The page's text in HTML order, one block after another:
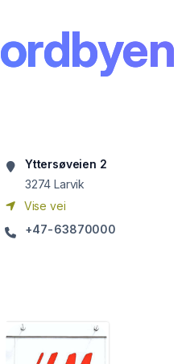
Yttersøveien 2
3274 Larvik
Vise vei
+47-63870000